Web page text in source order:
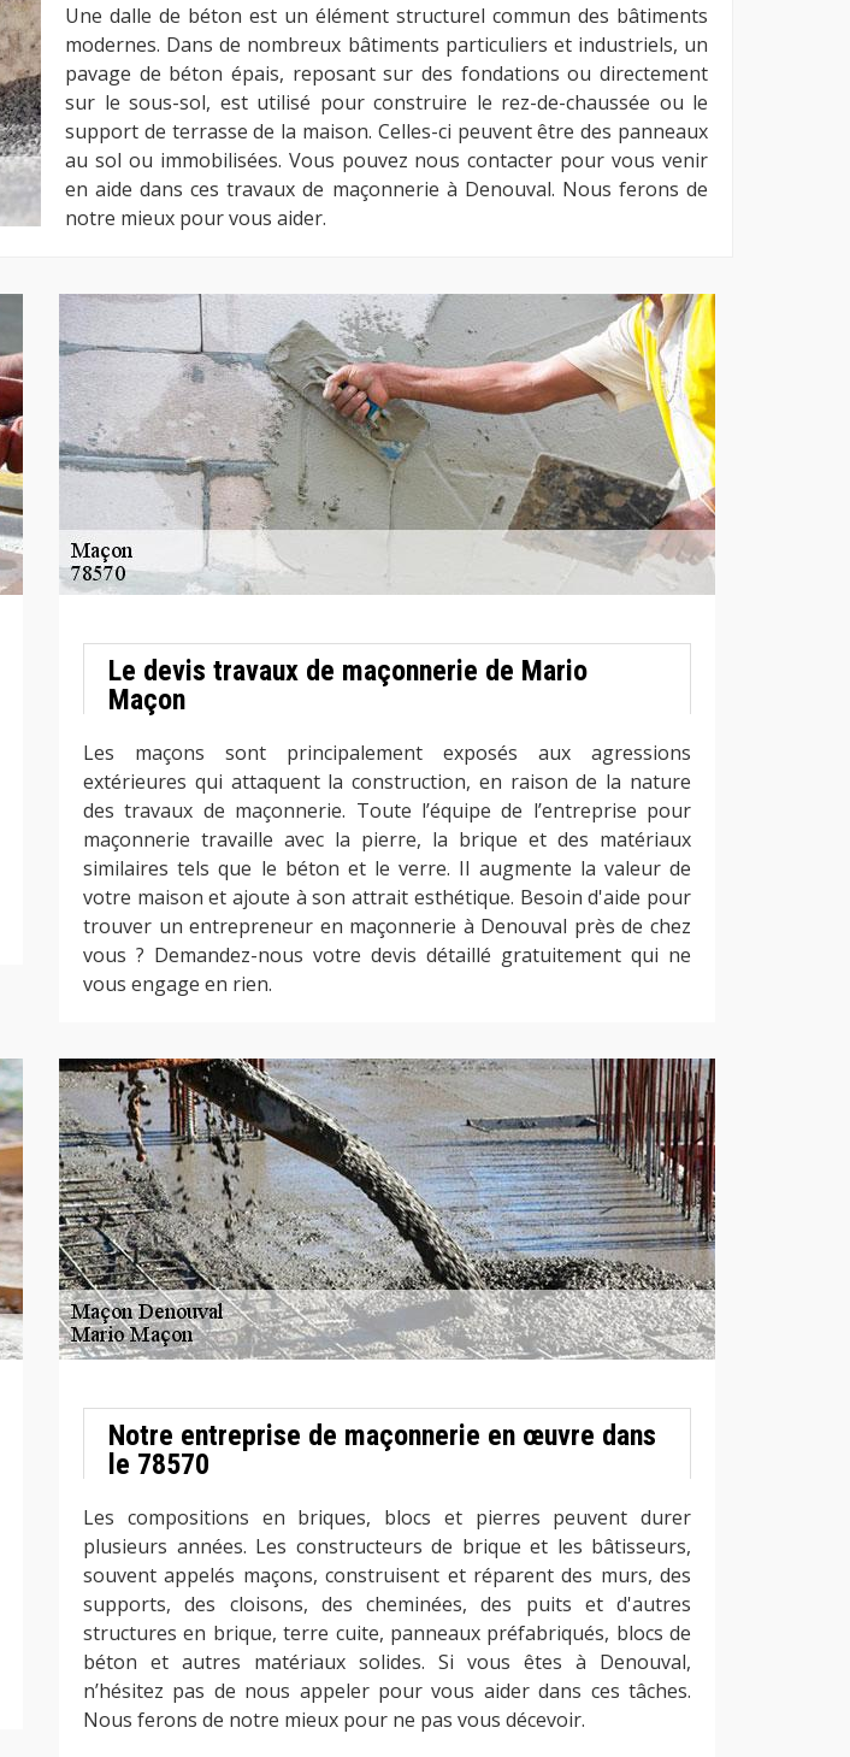
Une dalle de béton est un élément structurel commun des bâtiments
modernes. Dans de nombreux bâtiments particuliers et industriels, un
pavage de béton épais, reposant sur des fondations ou directement
sur le sous-sol, est utilisé pour construire le rez-de-chaussée ou le
support de terrasse de la maison. Celles-ci peuvent être des panneaux
au sol ou immobilisées. Vous pouvez nous contacter pour vous venir
en aide dans ces travaux de maçonnerie à Denouval. Nous ferons de
notre mieux pour vous aider.
Le devis travaux de maçonnerie de Mario
Maçon
Les maçons sont principalement exposés aux agressions
extérieures qui attaquent la construction, en raison de la nature
des travaux de maçonnerie. Toute l’équipe de l’entreprise pour
maçonnerie travaille avec la pierre, la brique et des matériaux
similaires tels que le béton et le verre. Il augmente la valeur de
votre maison et ajoute à son attrait esthétique. Besoin d'aide pour
trouver un entrepreneur en maçonnerie à Denouval près de chez
vous ? Demandez-nous votre devis détaillé gratuitement qui ne
vous engage en rien.
Notre entreprise de maçonnerie en œuvre dans
le 78570
Les compositions en briques, blocs et pierres peuvent durer
plusieurs années. Les constructeurs de brique et les bâtisseurs,
souvent appelés maçons, construisent et réparent des murs, des
supports, des cloisons, des cheminées, des puits et d'autres
structures en brique, terre cuite, panneaux préfabriqués, blocs de
béton et autres matériaux solides. Si vous êtes à Denouval,
n’hésitez pas de nous appeler pour vous aider dans ces tâches.
Nous ferons de notre mieux pour ne pas vous décevoir.